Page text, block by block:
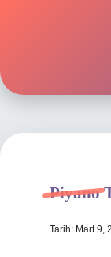
Hakkımızda
Piyano
Tarih: Mart 9,